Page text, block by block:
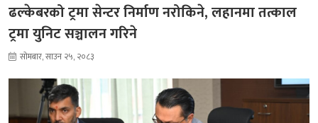
ढल्केबरको ट्रमा सेन्टर निर्माण नरोकिने, लहानमा तत्काल
ट्रमा युनिट सञ्चालन गरिने
सोमबार, साउन २५, २०८३